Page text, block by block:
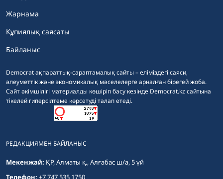
Democrat ақпараттық-сараптамалық сайты – еліміздегі саяси,
әлеуметтік және экономикалық мәселелерге арналған бірегей жоба.
Сайт әкімшілігі материалды көшіріп басу кезінде Democrat.kz сайтына
тікелей гиперсілтеме көрсетуді талап етеді.
Жарнама
Құпиялық саясаты
Байланыс
РЕДАКЦИЯМЕН БАЙЛАНЫС
Мекенжай: ҚР, Алматы қ., Алғабас ш/а, 5 үй
Телефон: +7 747 535 1750